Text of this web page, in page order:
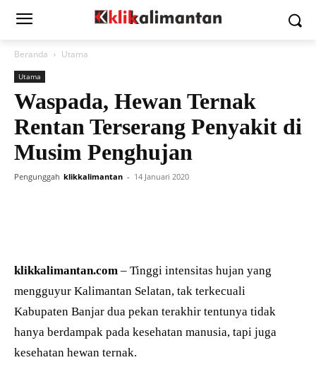
Beranda Utama
Utama
Waspada, Hewan Ternak
Rentan Terserang Penyakit di
Musim Penghujan
Pengunggah klikkalimantan - 14 Januari 2020
klikkalimantan.com – Tinggi intensitas hujan yang
mengguyur Kalimantan Selatan, tak terkecuali
Kabupaten Banjar dua pekan terakhir tentunya tidak
hanya berdampak pada kesehatan manusia, tapi juga
kesehatan hewan ternak.